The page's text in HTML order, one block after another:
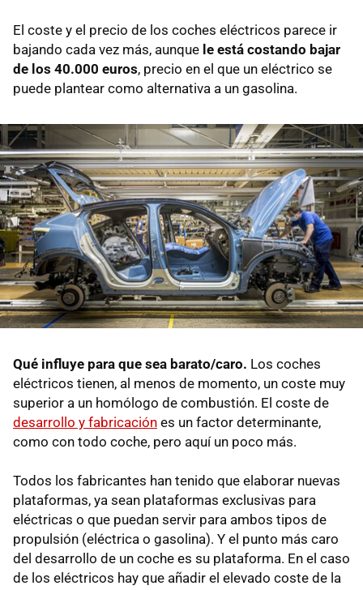
El coste y el precio de los coches eléctricos parece ir
bajando cada vez más, aunque le está costando bajar
de los 40.000 euros, precio en el que un eléctrico se
puede plantear como alternativa a un gasolina.
Qué influye para que sea barato/caro. Los coches
eléctricos tienen, al menos de momento, un coste muy
superior a un homólogo de combustión. El coste de
desarrollo y fabricación es un factor determinante,
como con todo coche, pero aquí un poco más.
Todos los fabricantes han tenido que elaborar nuevas
plataformas, ya sean plataformas exclusivas para
eléctricas o que puedan servir para ambos tipos de
propulsión (eléctrica o gasolina). Y el punto más caro
del desarrollo de un coche es su plataforma. En el caso
de los eléctricos hay que añadir el elevado coste de la